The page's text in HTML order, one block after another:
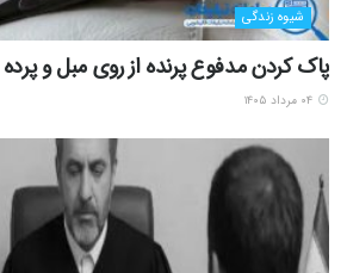
شیوه زندگی
پاک کردن مدفوع پرنده از روی مبل و